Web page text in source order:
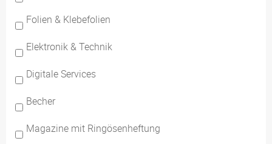
Folien & Klebefolien
Elektronik & Technik
Digitale Services
Becher
Magazine mit Ringösenheftung